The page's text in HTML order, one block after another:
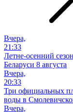
Вчера,
21:33
Летне-осенний
Беларуси 8 августа
Вчера,
20:33
Три официальных
воды в
Вчера,